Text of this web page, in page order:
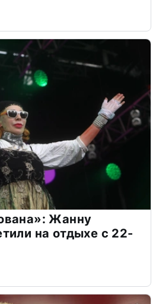
Жанну
на отдыхе с 22-